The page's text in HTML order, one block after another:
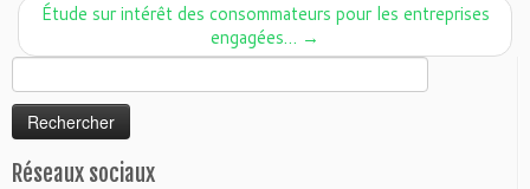
Étude sur intérêt des consommateurs pour les entreprises
engagées… →
Réseaux sociaux